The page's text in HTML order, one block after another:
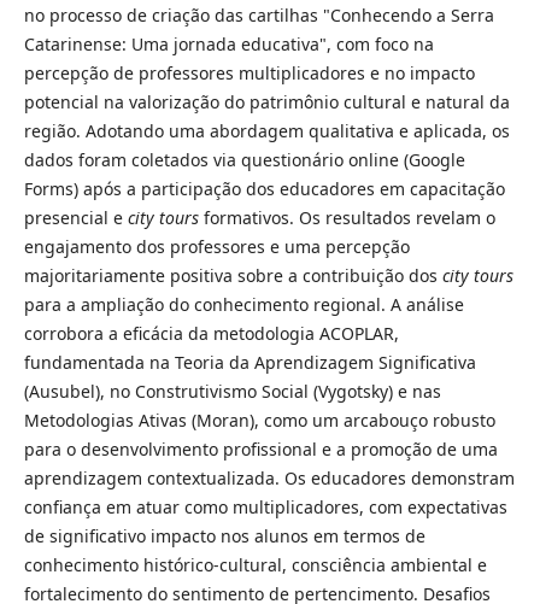
no processo de criação das cartilhas "Conhecendo a Serra
Catarinense: Uma jornada educativa", com foco na
percepção de professores multiplicadores e no impacto
potencial na valorização do patrimônio cultural e natural da
região. Adotando uma abordagem qualitativa e aplicada, os
dados foram coletados via questionário online (Google
Forms) após a participação dos educadores em capacitação
presencial e city toursformativos. Os resultados revelam o
engajamento dos professores e uma percepção
majoritariamente positiva sobre a contribuição dos city tours
para a ampliação do conhecimento regional. A análise
corrobora a eficácia da metodologia ACOPLAR,
fundamentada na Teoria da Aprendizagem Significativa
(Ausubel), no Construtivismo Social (Vygotsky) e nas
Metodologias Ativas (Moran), como um arcabouço robusto
para o desenvolvimento profissional e a promoção de uma
aprendizagem contextualizada. Os educadores demonstram
confiança em atuar como multiplicadores, com expectativas
de significativo impacto nos alunos em termos de
conhecimento histórico-cultural, consciência ambiental e
fortalecimento do sentimento de pertencimento. Desafios